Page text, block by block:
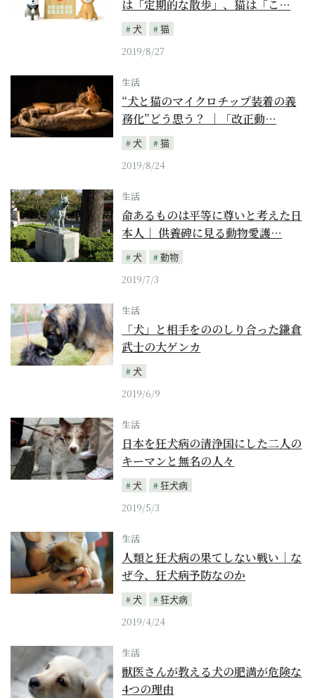
は「定期的な散歩」、猫は「こ…
犬
猫
2019/8/27
生活
“犬と猫のマイクロチップ装着の義
務化”どう思う？ ｜「改正動…
犬
猫
2019/8/24
生活
命あるものは平等に尊いと考えた日
本人｜ 供養碑に見る動物愛護…
犬
動物
2019/7/3
生活
「犬」と相手をののしり合った鎌倉
武士の大ゲンカ
犬
2019/6/9
生活
日本を狂犬病の清浄国にした二人の
キーマンと無名の人々
犬
狂犬病
2019/5/3
生活
人類と狂犬病の果てしない戦い｜な
ぜ今、狂犬病予防なのか
犬
狂犬病
2019/4/24
生活
獣医さんが教える犬の肥満が危険な
4つの理由